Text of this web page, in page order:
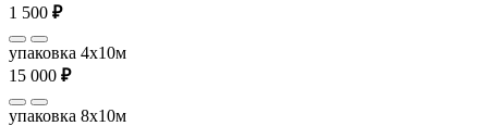
1 500 ₽
упаковка 4x10м
15 000 ₽
упаковка 8x10м